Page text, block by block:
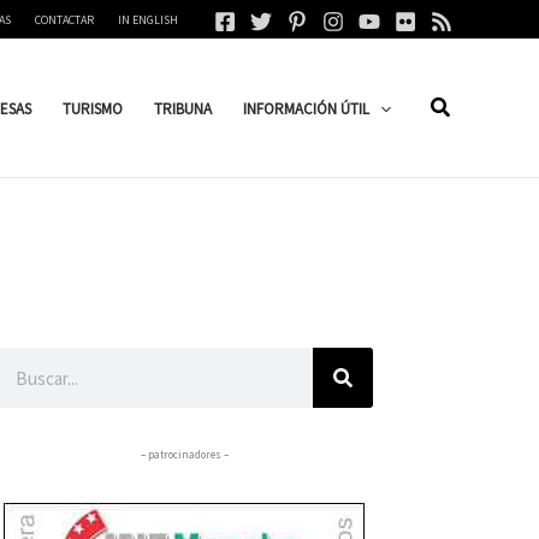
CONTACTAR IN ENGLISH
TURISMO TRIBUNA INFORMACIÓN ÚTIL
– patrocinadores –